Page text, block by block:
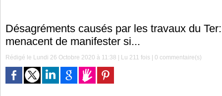
Désagréments causés par les travaux du
menacent de manifester si...
Rédigé le Lundi 26 Octobre 2020 à 11:38 | Lu 211 fois |0 commentaire(s)